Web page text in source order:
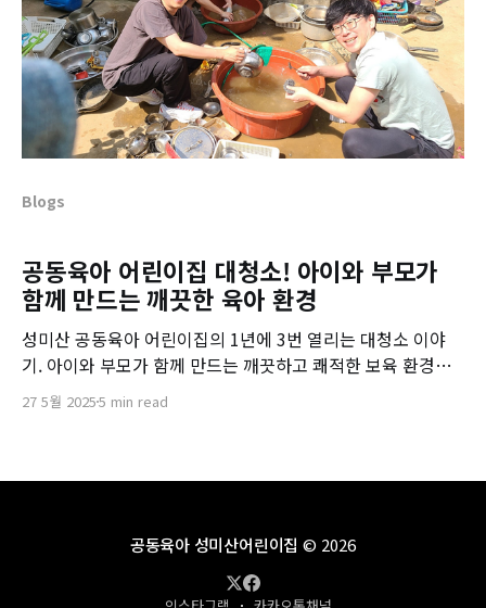
Blogs
공동육아 어린이집 대청소! 아이와 부모가
함께 만드는 깨끗한 육아 환경
성미산 공동육아 어린이집의 1년에 3번 열리는 대청소 이야
기. 아이와 부모가 함께 만드는 깨끗하고 쾌적한 보육 환경을
자랑해볼게요!
27 5월 20255 min read
공동육아 성미산어린이집 © 2026